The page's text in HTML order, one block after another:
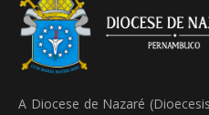
A Diocese de Nazaré